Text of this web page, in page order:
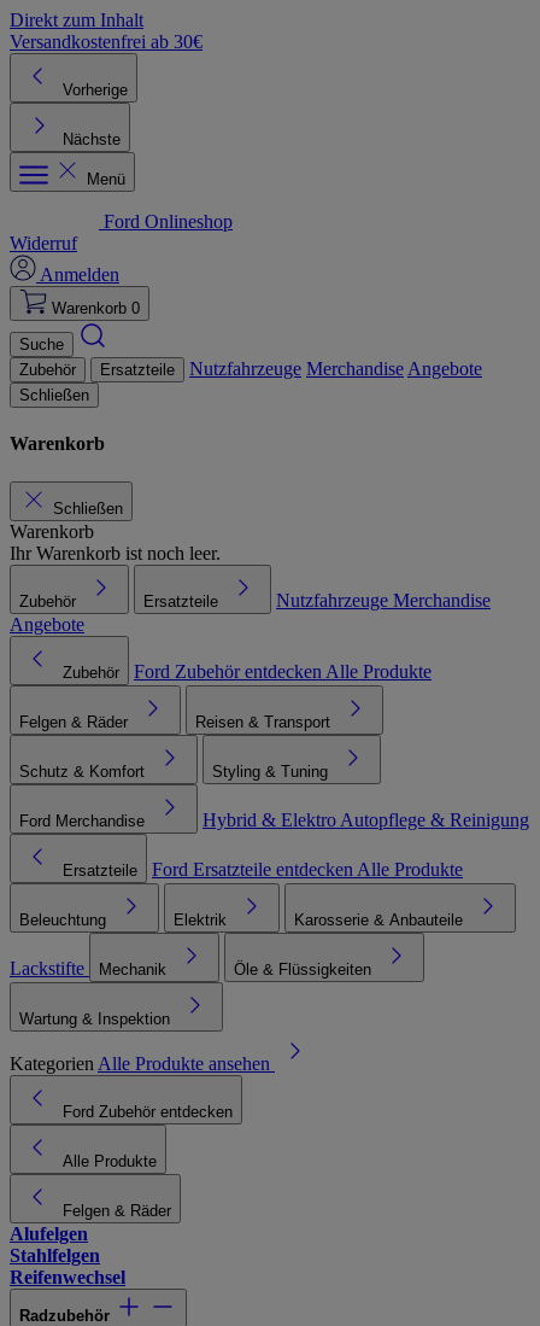
Direkt zum Inhalt
Versandkostenfrei ab 30€
Vorherige
Nächste
Menü
Ford Onlineshop
Widerruf
Anmelden
Warenkorb 0
Suche
Zubehör
Ersatzteile Nutzfahrzeuge Merchandise Angebote
Schließen
Warenkorb
Schließen
Warenkorb
Ihr Warenkorb ist noch leer.
Zubehör Ersatzteile Nutzfahrzeuge Merchandise
Angebote
Zubehör Ford Zubehör entdecken Alle Produkte
Felgen & Räder Reisen & Transport
Schutz & Komfort Styling & Tuning
Ford Merchandise Hybrid & Elektro Autopflege & Reinigung
Ersatzteile Ford Ersatzteile entdecken Alle Produkte
Beleuchtung Elektrik Karosserie & Anbauteile
Lackstifte Mechanik Öle & Flüssigkeiten
Wartung & Inspektion
Kategorien Alle Produkte ansehen
Ford Zubehör entdecken
Alle Produkte
Felgen & Räder
Alufelgen
Stahlfelgen
Reifenwechsel
Radzubehör